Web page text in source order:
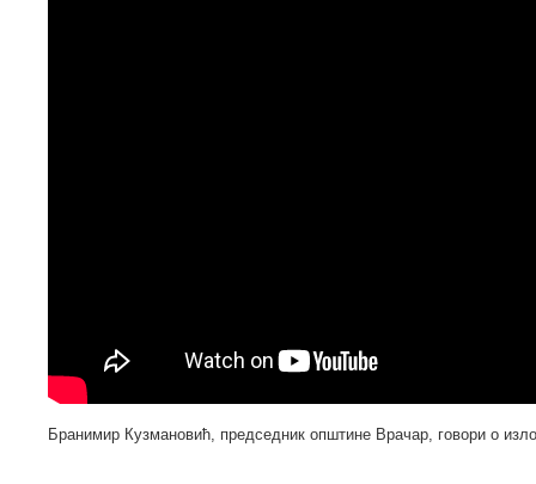
Бранимир Кузмановић, председник општине Врачар, говори о